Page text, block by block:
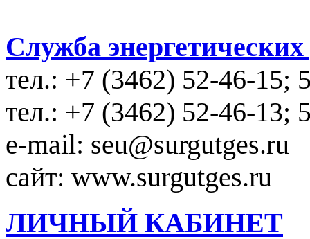
Служба
тел.: +7 (3462) 52-46-15;
тел.: +7 (3462) 52-46-13;
e-mail: seu@surgutges.ru
сайт: www.surgutges.ru
ЛИЧНЫЙ КАБИНЕТ